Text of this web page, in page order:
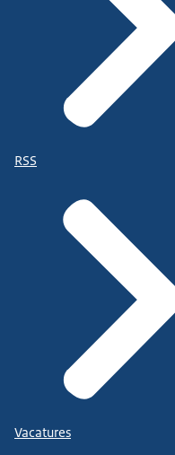
RSS
Vacatures